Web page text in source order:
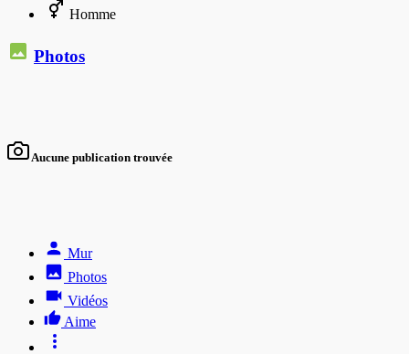
Homme
Photos
Aucune publication trouvée
Mur
Photos
Vidéos
Aime